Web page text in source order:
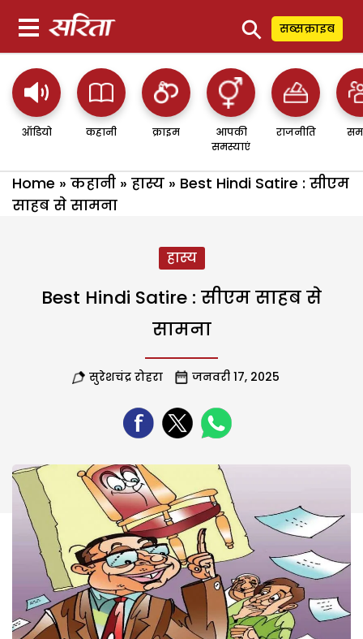
⚲ सब्सक्राइब
ऑडियो कहानी क्राइम
आपकी
समस्याएं
राजनीति
Home » कहानी » हास्य » Best Hindi Satire : सीएम
साहब से सामना
हास्य
Best Hindi Satire : सीएम साहब से
सामना
सुरेशचंद्र रोहरा जनवरी 17, 2025